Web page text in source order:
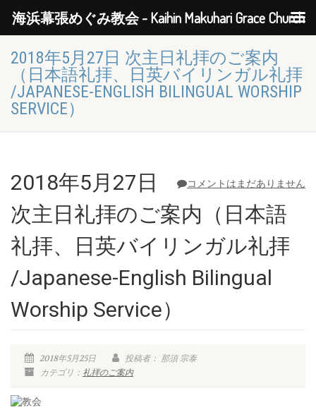
2018年5月27日 次主日礼拝のご案内
（日本語礼拝、日英バイリンガル礼拝
/JAPANESE-ENGLISH BILINGUAL WORSHIP
SERVICE）
コメントはまだありません
2018年5月27日
次主日礼拝のご案内（日本語
礼拝、日英バイリンガル礼拝
/Japanese-English Bilingual
Worship Service）
2018年5月25日
投稿者： 那須 宗泰
カテゴリ： 礼拝のご案内
海浜幕張めぐみ教会 - Kaihin Makuhari Grace Church